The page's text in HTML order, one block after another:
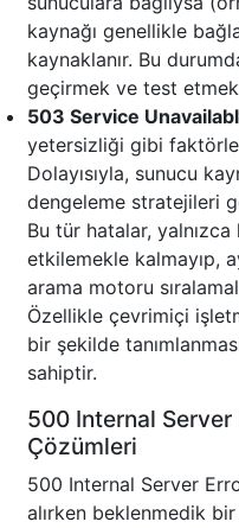
kaynağı genellikle
kaynaklanır. Bu
geçirmek ve test
503 Service
yetersizliği gibi
Dolayısıyla, sunucu
dengeleme stratejileri
Bu tür hatalar, yalnızca
etkilemekle kalmayıp,
arama motoru
Özellikle çevrimiçi
bir şekilde
sahiptir.
500 Internal
Çözümleri
500 Internal Server
alırken beklenmedik bir